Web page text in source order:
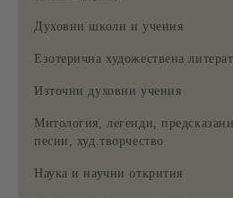
Духовни школи и учения
Езотерична художествена
Източни духовни учения
Митология, легенди,
песни, худ.творчество
Наука и научни открития